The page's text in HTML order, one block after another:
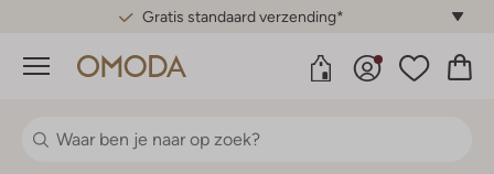
Gratis standaard verzending*
Menu